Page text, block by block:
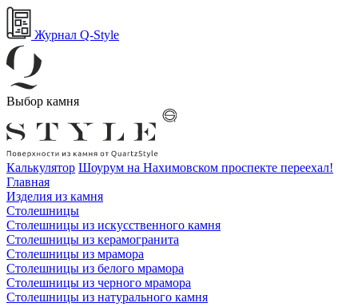
Журнал Q-Style
Выбор камня
Калькулятор Шоурум на Нахимовском проспекте переехал!
Главная
Изделия из камня
Столешницы
Столешницы из искусственного камня
Столешницы из керамогранита
Столешницы из мрамора
Столешницы из белого мрамора
Столешницы из черного мрамора
Столешницы из натурального камня